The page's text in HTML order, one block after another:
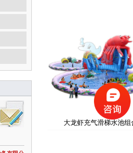
大龙虾充气滑梯水池组